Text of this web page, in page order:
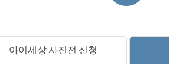
아이세상 사진전 신청